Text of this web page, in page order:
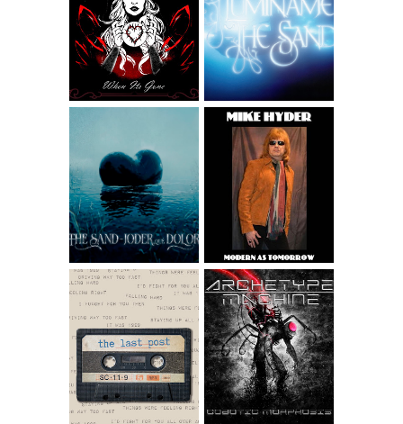
WILDSTREET -
WHEN IT'S GONE
THE SAND -
ILUMÍNAME
THE SAND - JODER
QUÉ DOLOR
MIKE HYDER -
GOOD FEELING
FROM THE ALBUM
MODERN AS
TOMORROW
WIDESCREEN
VERSION
THE LAST POST –
1999
ARCHETYPE
MACHINE -
COBOTIC
MORPHOSIS